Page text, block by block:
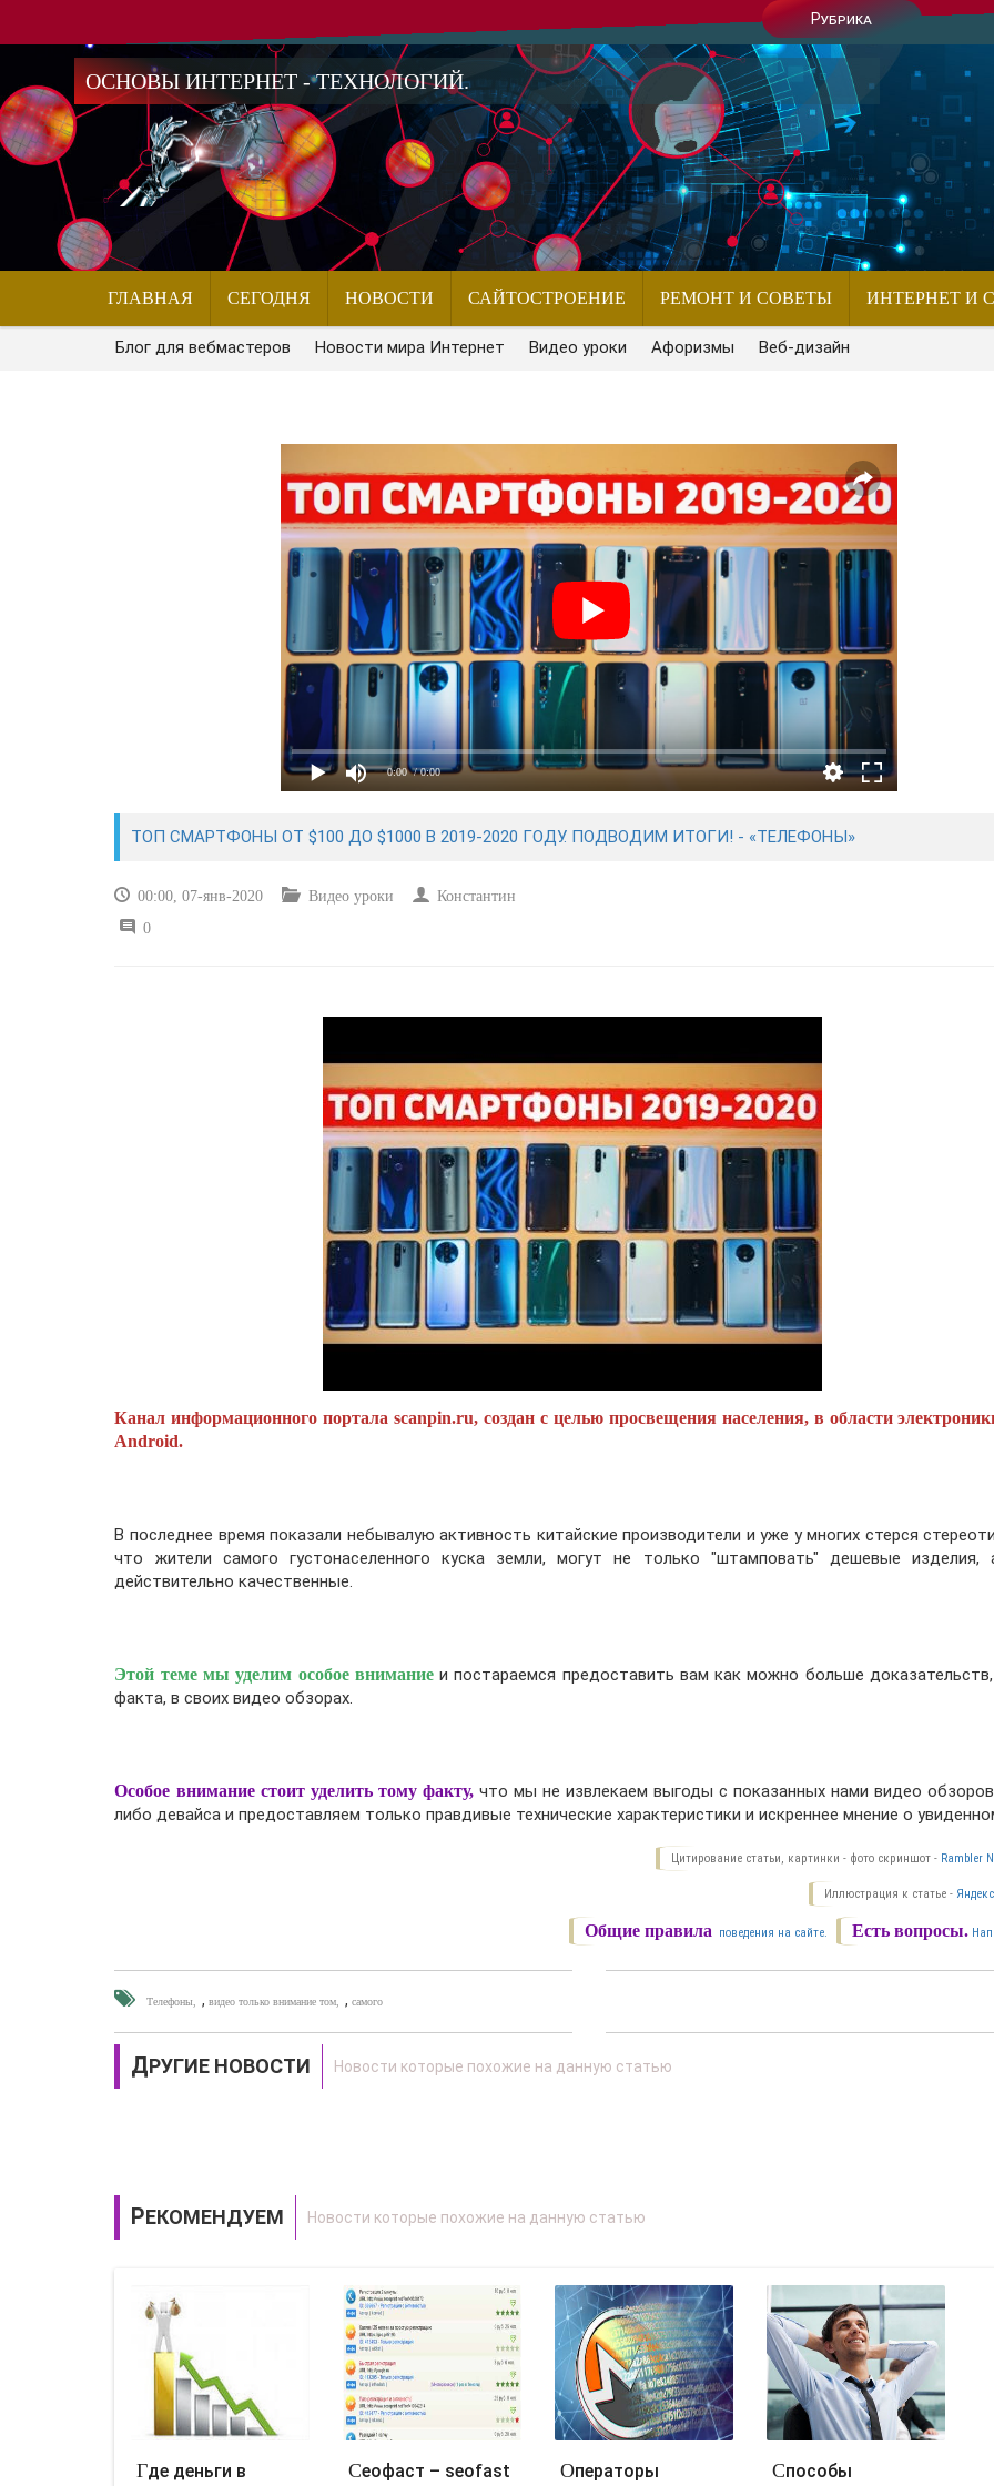
Рубрика
ОСНОВЫ ИНТЕРНЕТ - ТЕХНОЛОГИЙ.
ГЛАВНАЯ СЕГОДНЯ НОВОСТИ САЙТОСТРОЕНИЕ РЕМОНТ И СОВЕТЫ ИНТЕРНЕТ И
Блог для вебмастеров Новости мира Интернет Видео уроки Афоризмы Веб-дизайн
0:00 / 0:00
ТОП СМАРТФОНЫ ОТ $100 ДО $1000 В 2019-2020 ГОДУ. ПОДВОДИМ ИТОГИ! - «ТЕЛЕФОНЫ»
00:00, 07-янв-2020 Видео уроки
Константин
0
Канал информационного портала scanpin.ru, создан с целью просвещения населения, в области
Android.
В последнее время показали небывалую активность китайские производители и уже у многих стерся
что жители самого густонаселенного куска земли, могут не только "штамповать" дешевые
действительно качественные.
Этой теме мы уделим особое вниманиеи постараемся предоставить вам как можно больше
факта, в своих видео обзорах.
Особое внимание стоит уделить тому факту,что мы не извлекаем выгоды с показанных нами видео
либо девайса и предоставляем только правдивые технические характеристики и искреннее мнение о
Цитирование статьи, картинки - фото скриншот - Rambler
Иллюстрация к статье -
Есть вопросы.
Общие правила поведения на сайте.
Телефоны ,видео только внимание том ,самого
ДРУГИЕ НОВОСТИ
РЕКОМЕНДУЕМ
Где деньги в Сеофаст – seofast Операторы Способы